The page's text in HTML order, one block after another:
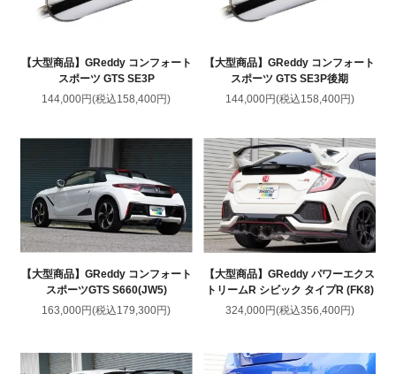
【大型商品】GReddy コンフォート
スポーツ GTS SE3P
144,000円(税込158,400円)
【大型商品】GReddy コンフォート
スポーツ GTS SE3P後期
144,000円(税込158,400円)
【大型商品】GReddy コンフォート
スポーツGTS S660(JW5)
163,000円(税込179,300円)
【大型商品】GReddy パワーエクス
トリームR シビック タイプR (FK8)
324,000円(税込356,400円)